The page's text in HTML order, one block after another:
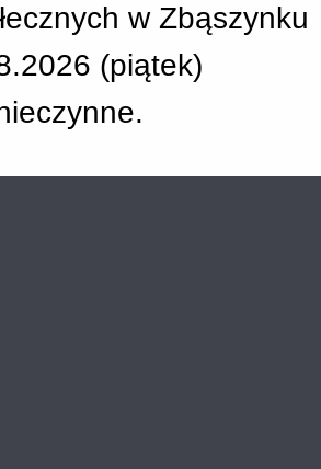
w Zbąszynku
(piątek)